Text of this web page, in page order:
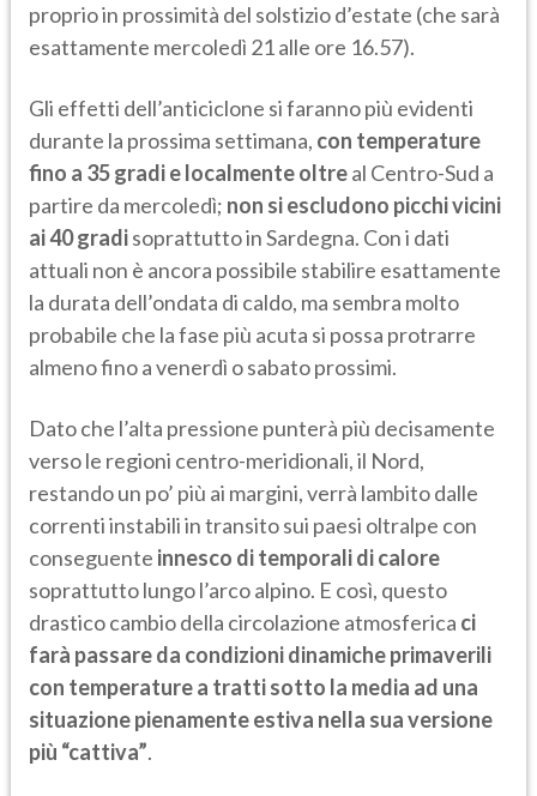
proprio in prossimità del solstizio d’estate (che sarà
esattamente mercoledì 21 alle ore 16.57).
Gli effetti dell’anticiclone si faranno più evidenti
durante la prossima settimana, con temperature
fino a 35 gradi e localmente oltreal Centro-Sud a
partire da mercoledì; non si escludono picchi vicini
ai 40 gradisoprattutto in Sardegna. Con i dati
attuali non è ancora possibile stabilire esattamente
la durata dell’ondata di caldo, ma sembra molto
probabile che la fase più acuta si possa protrarre
almeno fino a venerdì o sabato prossimi.
Dato che l’alta pressione punterà più decisamente
verso le regioni centro-meridionali, il Nord,
restando un po’ più ai margini, verrà lambito dalle
correnti instabili in transito sui paesi oltralpe con
conseguente innesco di temporali di calore
soprattutto lungo l’arco alpino. E così, questo
drastico cambio della circolazione atmosferica ci
farà passare da condizioni dinamiche primaverili
con temperature a tratti sotto la media ad una
situazione pienamente estiva nella sua versione
più “cattiva”.